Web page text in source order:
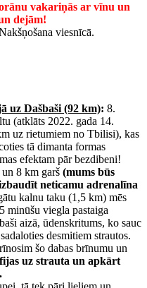
vakariņās ar vīnu un
dejām!
viesnīcā.
uz Dašbaši (92 km): 8.
(atklāts 2022. gada 14.
uz rietumiem no Tbilisi), kas
tā dimanta formas
efektam pār bezdibeni!
8 km garš (mums būs
neticamu adrenalīna
kalnu taku (1,5 km) mēs
minūšu viegla pastaiga
aizā, ūdenskritums, ko sauc
desmitiem strautos.
šo dabas brīnumu un
uz strauta un apkārt